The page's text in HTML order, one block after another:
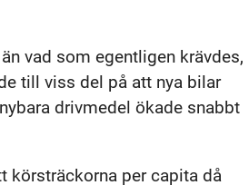
vad som egentligen krävdes,
till viss del på att nya bilar
drivmedel ökade snabbt
körsträckorna per capita då